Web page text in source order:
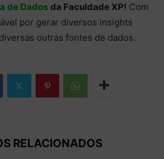
de Dados da Faculdade XP! Com
por gerar diversos insights
outras fontes de dados.
RELACIONADOS